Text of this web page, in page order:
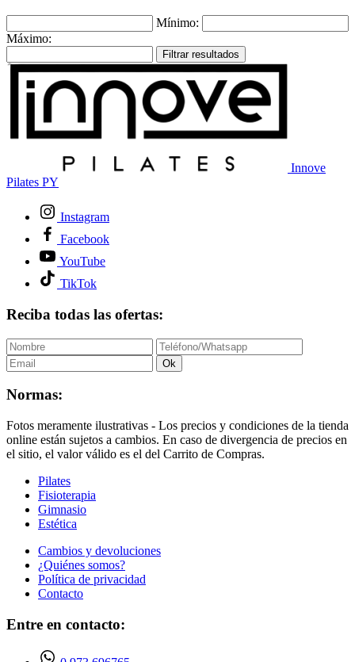
Mínimo:
Máximo:
Filtrar resultados
Innove
Pilates PY
Instagram
Facebook
YouTube
TikTok
Reciba todas las ofertas:
Ok
Normas:
Fotos meramente ilustrativas - Los precios y condiciones de la tienda
online están sujetos a cambios. En caso de divergencia de precios en
el sitio, el valor válido es el del Carrito de Compras.
Pilates
Fisioterapia
Gimnasio
Estética
Cambios y devoluciones
¿Quiénes somos?
Política de privacidad
Contacto
Entre en contacto: